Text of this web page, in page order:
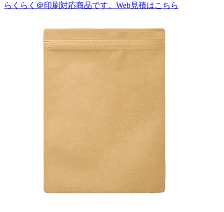
らくらく＠印刷対応商品です。 Web見積はこちら